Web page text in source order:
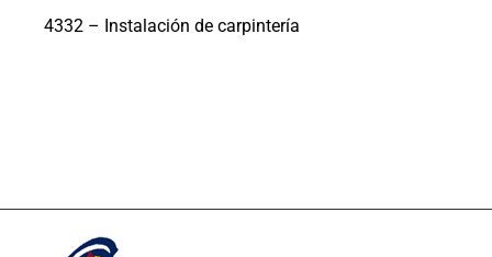
4332 – Instalación de carpintería